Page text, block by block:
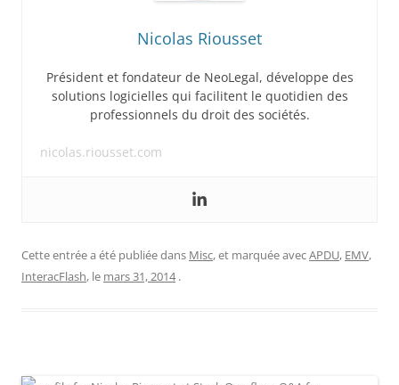
Nicolas Riousset
Président et fondateur de NeoLegal, développe des
solutions logicielles qui facilitent le quotidien des
professionnels du droit des sociétés.
nicolas.riousset.com
Cette entrée a été publiée dans Misc, et marquée avecAPDU, EMV,
InteracFlash, le mars 31, 2014 .